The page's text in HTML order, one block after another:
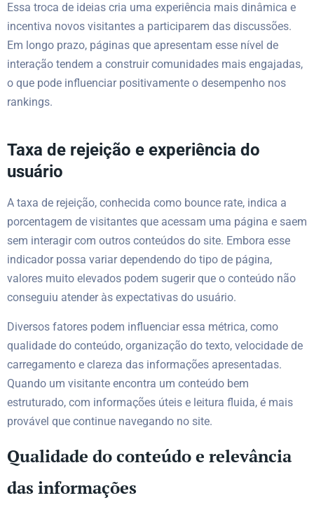
Essa troca de ideias cria uma experiência mais dinâmica e
incentiva novos visitantes a participarem das discussões.
Em longo prazo, páginas que apresentam esse nível de
interação tendem a construir comunidades mais engajadas,
o que pode influenciar positivamente o desempenho nos
rankings.
Taxa de rejeição e experiência do
usuário
A taxa de rejeição, conhecida como bounce rate, indica a
porcentagem de visitantes que acessam uma página e saem
sem interagir com outros conteúdos do site. Embora esse
indicador possa variar dependendo do tipo de página,
valores muito elevados podem sugerir que o conteúdo não
conseguiu atender às expectativas do usuário.
Diversos fatores podem influenciar essa métrica, como
qualidade do conteúdo, organização do texto, velocidade de
carregamento e clareza das informações apresentadas.
Quando um visitante encontra um conteúdo bem
estruturado, com informações úteis e leitura fluida, é mais
provável que continue navegando no site.
Qualidade do conteúdo e relevância
das informações